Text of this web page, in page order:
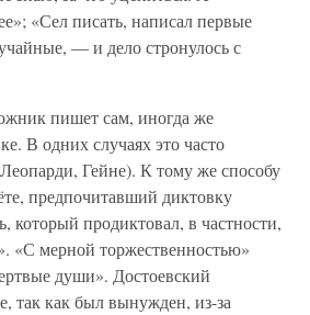
«Сел писать, написал первые
— и дело стронулось с
пишет сам, иногда же
В одних случаях это часто
Гейне). К тому же способу
предпочитавший диктовку
который продиктовал, в частности,
«С мерной торжественностью»
души». Достоевский
так как был вынужден, из-за